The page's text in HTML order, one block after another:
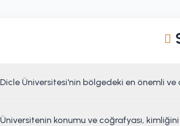
Dicle Üniversitesi'nin bölgedeki en önemli ve
Üniversitenin konumu ve coğrafyası,